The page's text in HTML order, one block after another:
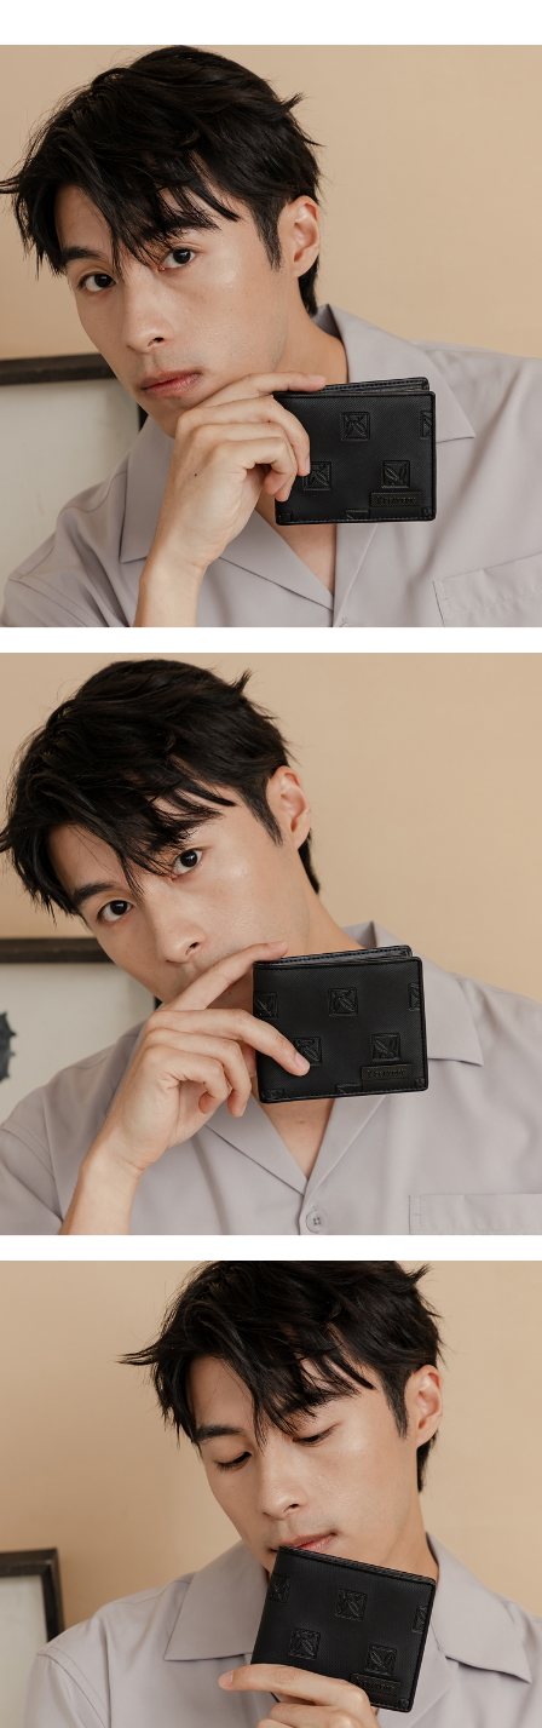
2.透過簡訊連結打開帳單後，可選擇「超商條碼／台灣大直營門市／銀行轉
帳／街口支付／iPASS MONEY」等通路繳費。
【注意事項】
1.本服務係由「台灣大哥大股份有限公司」（以下簡稱本公司）所提供，讓
用戶於交易時，得透過本服務購買商品或服務，並由商店將買賣／分期付款
買賣價金債權讓與本公司後，依約使用本公司帳單繳交帳款。
2.基於同意付款使用「大哥付你分期」之契約關係目的，商店將以您的個人
資料（包含姓名、電話或地址）提供予台灣大哥大進項蒐集、處理及利用，
由本公司與您本人進行分期帳單所需資料之確認、核對及更正。
3.完整用戶服務條款，請詳閱以下連結： https://oppay.tw/userRule
結帳頁面，進行簡訊認證並確認金額後，即可完成結帳。
２．訂單成立數日內，您將收到繳費通知簡訊。
３．收到繳費通知簡訊後14天內，點擊此簡訊中的連結，可透過四大超商／
ATM／網路銀行／等多元方式進行付款，方視為交易完成。
※ 請注意：結帳手續完成當下不需立刻繳費，但若您需要取消訂單，請聯絡
購買商品的店家。未經商家同意取消之訂單仍視為有效，需透過AFTEE先享
後付繳納相關費用。
※ 交易是否成功請以「AFTEE先享後付 」之結帳頁面顯示為準，若有關於
是否繳費成功／繳費後需取消欲退款等相關疑問，請聯繫「AFTEE先享後付
客戶支援中心」https://netprotections.freshdesk.com/support/home
【注意事項】
１．透過由恩沛科技股份有限公司提供之「AFTEE先享後付」服務完成之交
易，需依本服務之必要範圍內提供個人資料，並將交易相關給付款項請求債
權轉讓予恩沛科技股份有限公司。
２．關於個人資料處理事宜，請瀏覽以下網址：
https://aftee.tw/terms/#terms3
３．未成年的使用者請事先徵得法定代理人或監護人之同意方可使用
「AFTEE先享後付」，若未經同意申辦者引起之損失，本公司不負相關責
４．使用「AFTEE先享後付」時，將依據個別帳號之用戶狀況，依本公司即
時審查核予不同之上限額度；若仍有額度不足之情形，本公司將視審查結果
請求用戶進行身份認證。
５．嚴禁一人註冊多個帳號或使用他人資訊註冊。若發現惡意使用之情形，
恩沛科技股份有限公司將有權停止該用戶之使用額度並採取法律行動。
付款後全家取貨
每筆NT$60，滿NT$1,500(含以上)免運費
萊爾富取貨付款
每筆NT$120
付款後萊爾富取貨
每筆NT$122
7-11取貨付款
每筆NT$60，滿NT$2,000(含以上)免運費
付款後7-11取貨
每筆NT$60，滿NT$2,000(含以上)免運費
每筆NT$60，滿NT$2,000(含以上)免運費
宅配_離島
每筆NT$100